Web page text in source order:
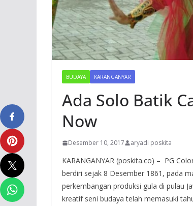
BUDAYA KARANGANYAR
Ada Solo Batik
Now
Desember 10, 2017 aryadi poskita
KARANGANYAR (poskita.co) – PG
berdiri sejak 8 Desember 1861, pada
perkembangan produksi gula di pulau
kreatif seni budaya telah memasuki